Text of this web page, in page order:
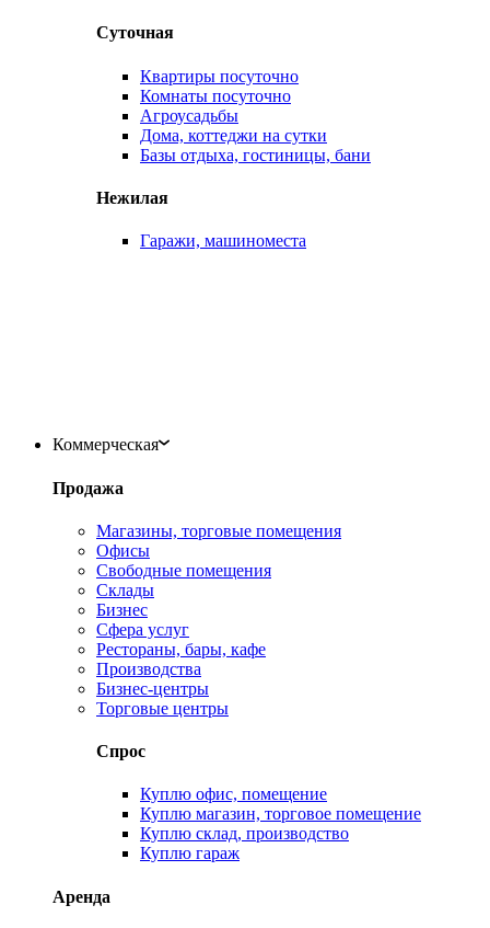
Суточная
Квартиры посуточно
Комнаты посуточно
Агроусадьбы
Дома, коттеджи на сутки
Базы отдыха, гостиницы, бани
Нежилая
Гаражи, машиноместа
Коммерческая
Продажа
Магазины, торговые помещения
Офисы
Свободные помещения
Склады
Бизнес
Сфера услуг
Рестораны, бары, кафе
Производства
Бизнес-центры
Торговые центры
Спрос
Куплю офис, помещение
Куплю магазин, торговое помещение
Куплю склад, производство
Куплю гараж
Аренда